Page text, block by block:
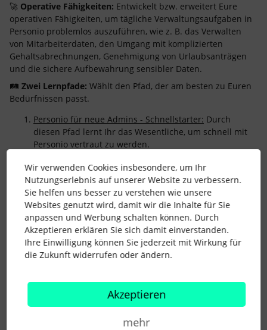
🚀 Operative Fähigkeiten: Entwickelt bzw. erweitert Eure
operativen Fähigkeiten, um tägliche Verwaltungsaufgaben in
Personio problemlos auszuführen, wie z. B. das Verwalten
von Mitarbeiterdaten, den Umgang mit komplizierten
Gehaltsabrechnungen, Genehmigung von Urlaubsanträgen
und die sichere Aufbewahrung sensibler Daten.
🛤️ Zwei Lernpfade: Wählt den Pfad, der am besten zu Euren
Bedürfnissen passt.
Personio für neue Admins - Schnellstarter: Durch
diesen Pfad lernt Ihr das Wesentliche, um schnell mit
Personio vertraut zu werden.
Für ein umfassendes Know-How, lernt Ihr hier die
Schlüsselkompetenzen in verschiedenen Bereichen von
Personio.
Erhaltet ein Abzeichen
Stellt Eure Personio-Kenntnisse unter Beweis, indem Ihr am
Ende des jeweiligen Pfades einen Abschlusstest ablegt. Für
Eure Leistung und Euren Lernerfolg erhaltet Ihr schließlich
Bereit, Eure Personio-Kenntnisse zu erweitern?
Personio Voyager Academy
Wir verwenden Cookies insbesondere, um Ihr
Nutzungserlebnis auf unserer Website zu verbessern.
Sie helfen uns besser zu verstehen wie unsere
Websites genutzt wird, damit wir die Inhalte für Sie
anpassen und Werbung schalten können. Durch
Akzeptieren erklären Sie sich damit einverstanden.
Ihre Einwilligung können Sie jederzeit mit Wirkung für
die Zukunft widerrufen oder ändern.
Akzeptieren
mehr